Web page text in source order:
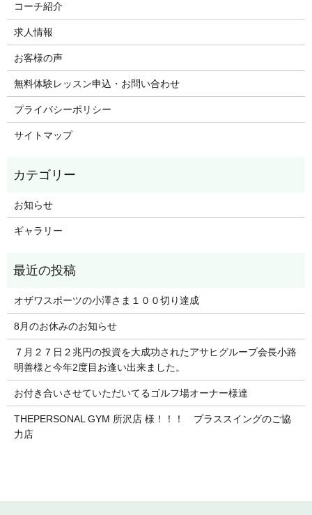
コーチ紹介
求人情報
お客様の声
無料体験レッスン申込・お問い合わせ
プライバシーポリシー
サイトマップ
お知らせ
ギャラリー
オザワスポーツの小澤さま１００切り達成
8月のお休みのお知らせ
７月２７日２兆円の投資を大成功されたアサヒグループ会長小路
明善様と今年2度目お逢い出来ました。
お付き合いさせていただいてるゴルフ場オーナー様達
THEPERSONAL GYM 所沢店 様！！！ プラススイングのご協
力店